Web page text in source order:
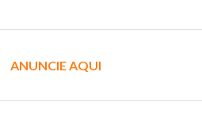
ANUNCIE AQUI